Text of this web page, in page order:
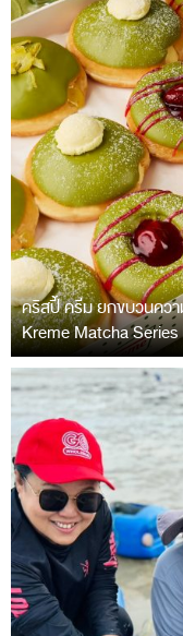
คริสปี้ ครีม ยกขบวนคว
Kreme Matcha Series